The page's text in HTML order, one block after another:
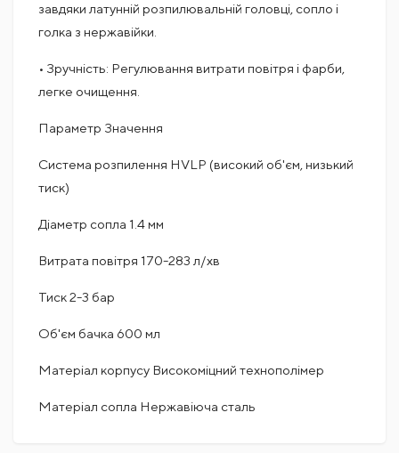
завдяки латунній розпилювальній головці, сопло і
голка з нержавійки.
• Зручність: Регулювання витрати повітря і фарби,
легке очищення.
Параметр Значення
Система розпилення HVLP (високий об'єм, низький
тиск)
Діаметр сопла 1.4 мм
Витрата повітря 170-283 л/хв
Тиск 2-3 бар
Об'єм бачка 600 мл
Матеріал корпусу Високоміцний технополімер
Матеріал сопла Нержавіюча сталь